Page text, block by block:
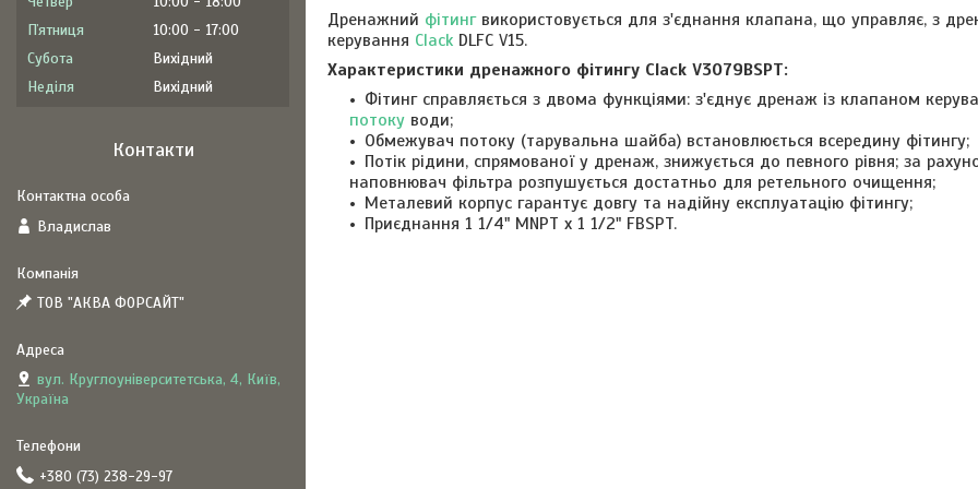
Дренажний фітингвикористовується для з'єднання клапана, що управляє, з
керування Clack DLFC V15.
Характеристики дренажного фітингу Clack V3079BSPT:
Фітинг справляється з двома функціями: з'єднує дренаж із клапаном
потоку води;
Обмежувач потоку (тарувальна шайба) встановлюється всередину фітингу;
Потік рідини, спрямованої у дренаж, знижується до певного рівня; за
наповнювач фільтра розпушується достатньо для ретельного очищення;
Металевий корпус гарантує довгу та надійну експлуатацію фітингу;
Приєднання 1 1/4" MNPT x 1 1/2" FBSPT.
Пʼятниця
10:00
17:00
Субота
Вихідний
Неділя
Вихідний
Контакти
Владислав
ТОВ "АКВА ФОРСАЙТ"
вул. Круглоуніверситетська, 4, Київ,
Україна
+380 (73) 238-29-97